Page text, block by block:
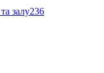
залу236